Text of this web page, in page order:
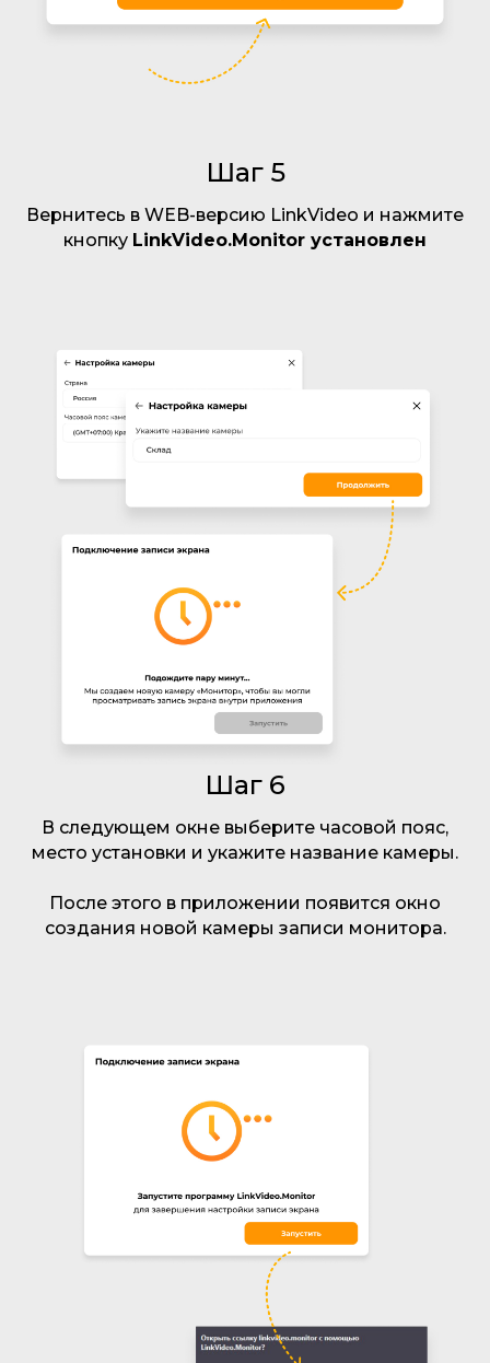
Шаг 5
Вернитесь в WEB-версию LinkVideo и нажмите
кнопку LinkVideo.Monitor установлен
Шаг 6
В следующем окне выберите часовой пояс,
место установки и укажите название камеры.
После этого в приложении появится окно
создания новой камеры записи монитора.